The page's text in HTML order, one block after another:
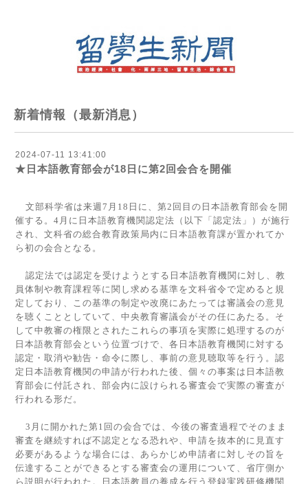
新着情報（最新消息）
2024-07-11 13:41:00
★日本語教育部会が18日に第2回会合を開催
文部科学省は来週 7 月 18 日に、第2 回目の日本語教育部会を開
催する。 4 月に日本語教育機関認定法（以下「認定法」）が施行
され、文科省の総合教育政策局内に日本語教育課が置かれてか
ら初の会合となる。
認定法では認定を受けようとする日本語教育機関に対し、教
員体制や教育課程等に関し求める基準を文科省令で定めると規
定しており、この基準の制定や改廃にあたっては審議会の意見
を聴くこととしていて、中央教育審議会がその任にあたる。そ
して中教審の権限とされたこれらの事項を実際に処理するのが
日本語教育部会という位置づけで、各日本語教育機関に対する
認定・取消や勧告・命令に際し、事前の意見聴取等を行う。認
定日本語教育機関の申請が行われた後、個々の事案は日本語教
育部会に付託され、部会内に設けられる審査会で実際の審査が
行われる形だ。
3 月に開かれた第 1 回の会合では、今後の審査過程でそのまま
審査を継続すれば不認定となる恐れや、申請を抜本的に見直す
必要があるような場合には、あらかじめ申請者に対しその旨を
伝達することができるとする審査会の運用について、省庁側か
ら説明が行われた。日本語教員の養成を行う登録実践研修機関